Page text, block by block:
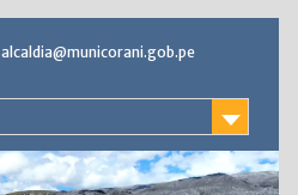
alcaldia@municorani.gob.pe